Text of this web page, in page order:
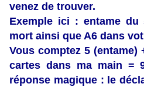
venez de trouver.
Exemple ici : entame du
mort ainsi que A6 dans
Vous comptez 5 (entame)
cartes dans ma main =
réponse magique : le